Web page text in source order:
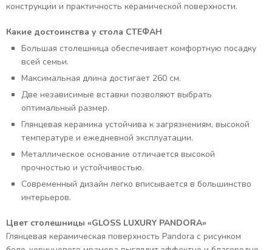
конструкции и практичность керамической поверхности.
Какие достоинства у стола СТЕФАН
Большая столешница обеспечивает комфортную посадку
всей семьи.
Максимальная длина достигает 260 см.
Две независимые вставки позволяют выбрать
оптимальный размер.
Глянцевая керамика устойчива к загрязнениям, высокой
температуре и ежедневной эксплуатации.
Металлическое основание отличается высокой
прочностью и устойчивостью.
Современный дизайн легко вписывается в большинство
интерьеров.
Цвет столешницы «GLOSS LUXURY PANDORA»
Глянцевая керамическая поверхность Pandora с рисунком